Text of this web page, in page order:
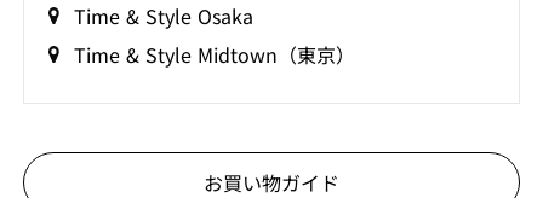
Time & Style Osaka
Time & Style Midtown（東京）
お買い物ガイド